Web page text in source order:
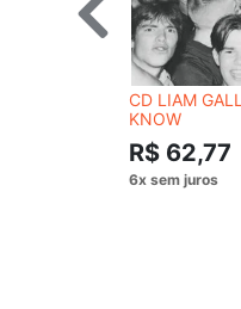
CD LIAM
KNOW
R$ 62,77